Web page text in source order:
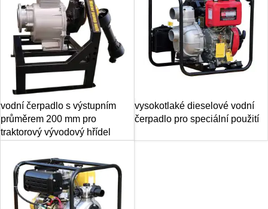
vodní čerpadlo s výstupním
průměrem 200 mm pro
traktorový vývodový hřídel
vysokotlaké dieselové vodní
čerpadlo pro speciální použití